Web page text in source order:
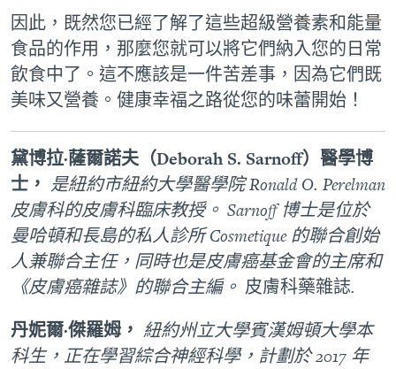
因此，既然您已經了解了這些超級營養素和能量
食品的作用，那麼您就可以將它們納入您的日常
飲食中了。這不應該是一件苦差事，因為它們既
美味又營養。健康幸福之路從您的味蕾開始！
黛博拉·薩爾諾夫（Deborah S. Sarnoff）醫學博
士， 是紐約市紐約大學醫學院 Ronald O. Perelman
皮膚科的皮膚科臨床教授。 Sarnoff 博士是位於
曼哈頓和長島的私人診所 Cosmetique 的聯合創始
人兼聯合主任，同時也是皮膚癌基金會的主席和
《皮膚癌雜誌》的聯合主編。 皮膚科藥雜誌.
丹妮爾·傑羅姆， 紐約州立大學賓漢姆頓大學本
科生，正在學習綜合神經科學，計劃於 2017 年